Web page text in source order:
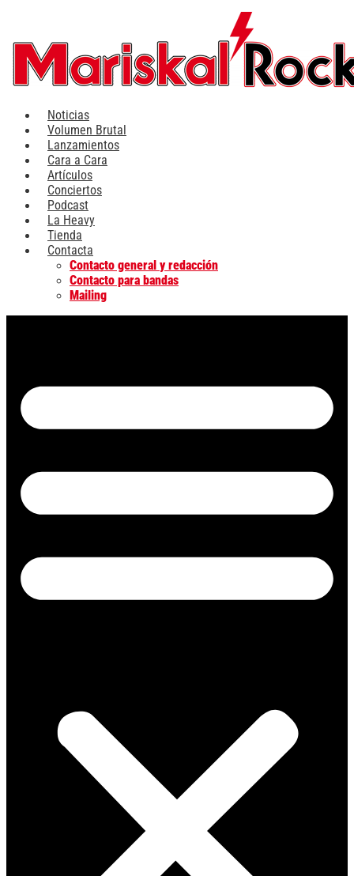
contenido
Noticias
Volumen Brutal
Lanzamientos
Cara a Cara
Artículos
Conciertos
Podcast
La Heavy
Tienda
Contacta
Contacto general y redacción
Contacto para bandas
Mailing